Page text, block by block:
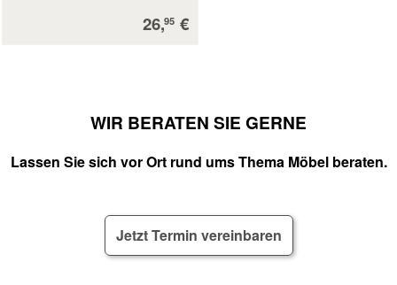
Verkaufspreis:
26,95 €
WIR BERATEN SIE GERNE
Lassen Sie sich vor Ort rund ums Thema Möbel beraten.
Jetzt Termin vereinbaren